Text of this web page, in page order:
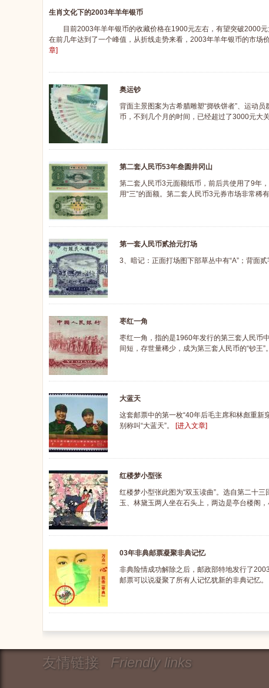
生肖文化下的2003年羊年银币
目前2003年羊年银币的收藏价格在1900元左右，有望突破2000元
在前几年达到了一个峰值，从折线走势来看，2003年羊年银币的市场
章]
奥运钞
背面主景图案为古希腊雕塑“掷铁饼者”、运动
币，不到几个月的时间，已经超过了3000元大
第二套人民币53年叁圆井冈山
第二套人民币3元面额纸币，前后共使用了9年
用“三”的面额。第二套人民币3元券市场非常稀有
第一套人民币贰拾元打场
3、暗记：正面打场图下部草丛中有“A”；背面贰
枣红一角
枣红一角，指的是1960年发行的第三套人民币
间短，存世量稀少，成为第三套人民币的“钞王
大蓝天
这套邮票中的第一枚“40年后毛主席和林彪重
别称叫“大蓝天”。 [进入文章]
红楼梦小型张
红楼梦小型张此图为“双玉读曲”。选自第二十
玉、林黛玉两人坐在石头上，两边是亭台楼阁
03年非典邮票凝聚非典记忆
非典险情成功解除之后，邮政部特地发行了
邮票可以说凝聚了所有人记忆犹新的非典记忆。
友情链接 Friendly links